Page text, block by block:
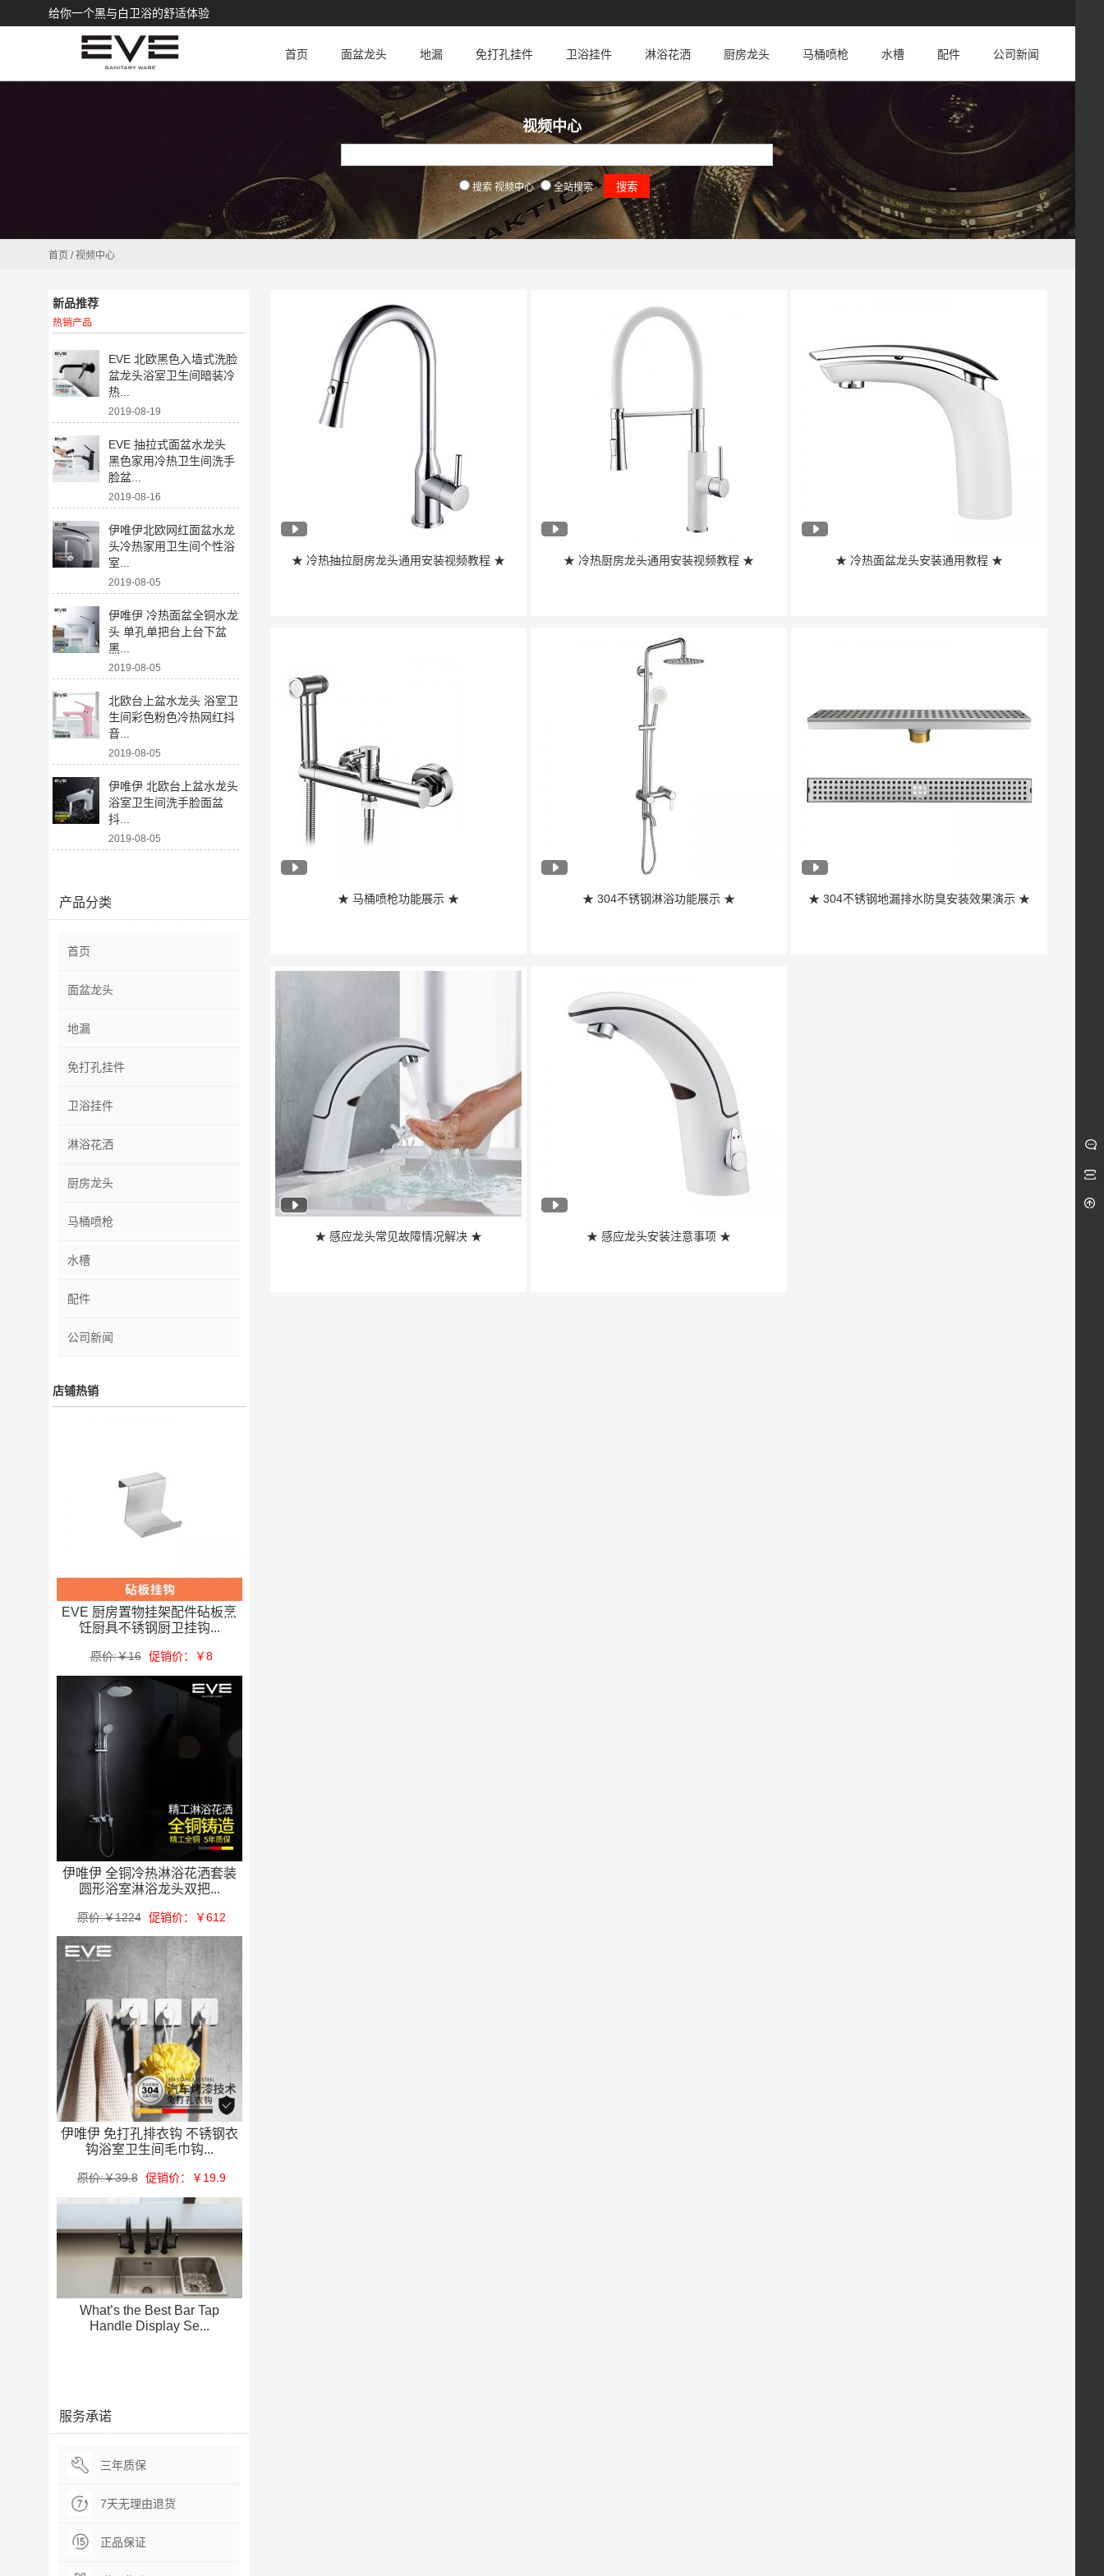
给你一个黑与白卫浴的舒适体验
首页 面盆龙头 地漏 免打孔挂件 卫浴挂件 淋浴花洒 厨房龙头 马桶喷枪 水槽 配件 公司新闻
视频中心
搜索 视频中心 全站搜索
首页 /视频中心
新品推荐
热销产品
EVE 北欧黑色入墙式洗脸
盆龙头浴室卫生间暗装冷
热...
2019-08-19
EVE 抽拉式面盆水龙头
黑色家用冷热卫生间洗手
脸盆...
2019-08-16
伊唯伊北欧网红面盆水龙
头冷热家用卫生间个性浴
室...
2019-08-05
伊唯伊 冷热面盆全铜水龙
头 单孔单把台上台下盆
黑...
2019-08-05
北欧台上盆水龙头 浴室卫
生间彩色粉色冷热网红抖
音...
2019-08-05
伊唯伊 北欧台上盆水龙头
浴室卫生间洗手脸面盆
抖...
2019-08-05
产品分类
首页
面盆龙头
地漏
免打孔挂件
卫浴挂件
淋浴花洒
厨房龙头
马桶喷枪
水槽
配件
公司新闻
店铺热销
EVE 厨房置物挂架配件砧板烹
饪厨具不锈钢厨卫挂钩...
原价:￥16 促销价：￥8
伊唯伊 全铜冷热淋浴花洒套装
圆形浴室淋浴龙头双把...
原价:￥1224 促销价：￥612
伊唯伊 免打孔排衣钩 不锈钢衣
钩浴室卫生间毛巾钩...
原价:￥39.8 促销价：￥19.9
What’s the Best Bar Tap
Handle Display Se...
服务承诺
三年质保
7天无理由退货
正品保证
★ 冷热抽拉厨房龙头通用安装视频教程 ★ ★ 冷热厨房龙头通用安装视频教程 ★ ★ 冷热面盆龙头安装通用教程 ★
★ 马桶喷枪功能展示 ★ ★ 304不锈钢淋浴功能展示 ★ ★ 304不锈钢地漏排水防臭安装效果演示 ★
★ 感应龙头常见故障情况解决 ★ ★ 感应龙头安装注意事项 ★